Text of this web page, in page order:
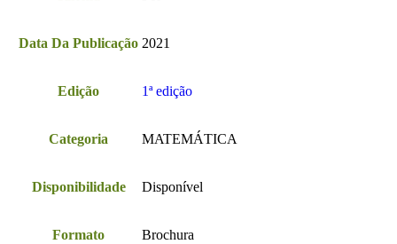
Data Da Publicação 2021
Edição 1ª edição
Categoria MATEMÁTICA
Disponibilidade Disponível
Formato Brochura